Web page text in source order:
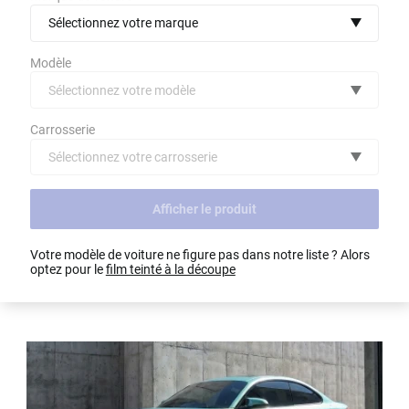
Sélectionnez votre marque
Bmw
Citroën
Fiat
Hyundai
Modèle
Sélectionnez votre modèle
Carrosserie
Sélectionnez votre carrosserie
Voir tout
Afficher le produit
Votre modèle de voiture ne figure pas dans notre liste ? Alors
optez pour lefilm teinté à la découpe